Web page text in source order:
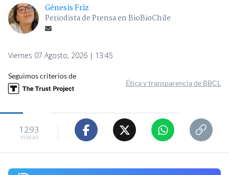
Génesis Friz
Periodista de Prensa en BioBioChile
Viernes 07 Agosto, 2026 | 13:45
Seguimos criterios de
Ética y transparencia de BBCL
1293
visitas